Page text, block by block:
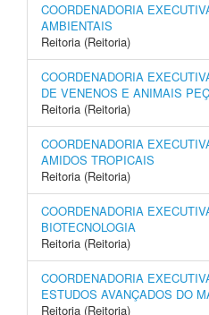
COORDENADORIA
AMBIENTAIS
Reitoria (Reitoria)
COORDENADORIA
DE VENENOS E ANIMAIS
Reitoria (Reitoria)
COORDENADORIA
AMIDOS TROPICAIS
Reitoria (Reitoria)
COORDENADORIA
BIOTECNOLOGIA
Reitoria (Reitoria)
COORDENADORIA
ESTUDOS AVANÇADOS DO
Reitoria (Reitoria)